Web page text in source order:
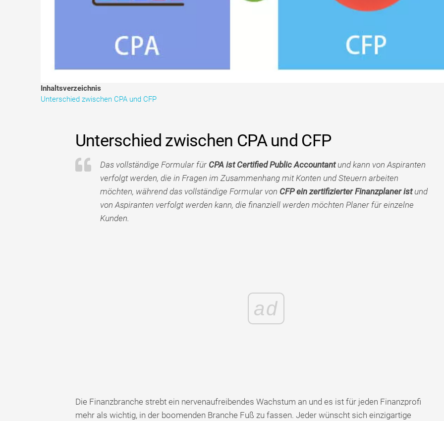
Inhaltsverzeichnis
Unterschied zwischen CPA und CFP
Unterschied zwischen CPA und CFP
Das vollständige Formular für CPA ist Certified Public Accountantund kann von Aspiranten
verfolgt werden, die in Fragen im Zusammenhang mit Konten und Steuern arbeiten
möchten, während das vollständige Formular von CFP ein zertifizierter Finanzplaner istund
von Aspiranten verfolgt werden kann, die finanziell werden möchten Planer für einzelne
Kunden.
ad
Die Finanzbranche strebt ein nervenaufreibendes Wachstum an und es ist für jeden Finanzprofi
mehr als wichtig, in der boomenden Branche Fuß zu fassen. Jeder wünscht sich einzigartige